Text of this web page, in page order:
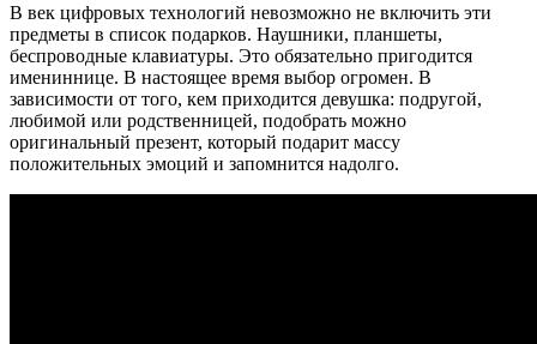
В век цифровых технологий невозможно не включить эти
предметы в список подарков. Наушники, планшеты,
беспроводные клавиатуры. Это обязательно пригодится
имениннице. В настоящее время выбор огромен. В
зависимости от того, кем приходится девушка: подругой,
любимой или родственницей, подобрать можно
оригинальный презент, который подарит массу
положительных эмоций и запомнится надолго.